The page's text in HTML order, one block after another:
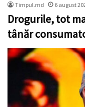
Timpul.md 6 august
Drogurile, tot
tânăr